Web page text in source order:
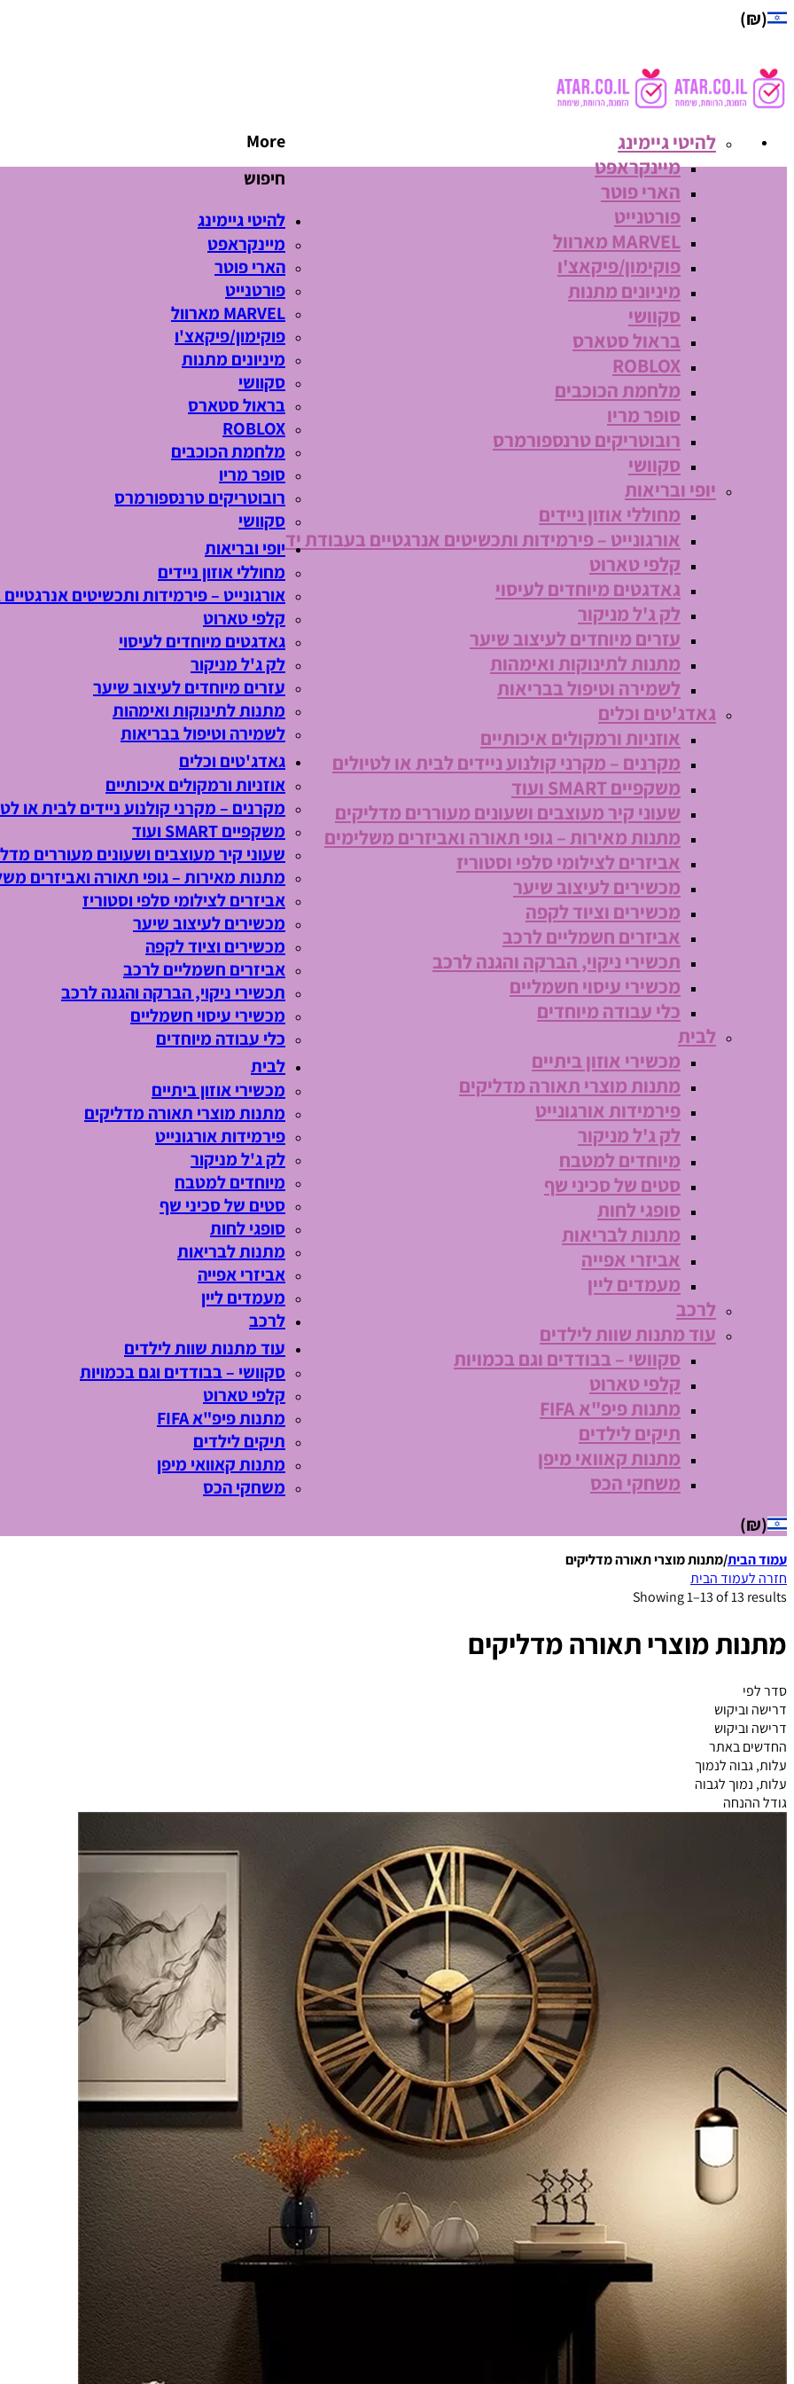
(₪)
More
להיטי גיימינג
מיינקראפט
הארי פוטר
פורטנייט
MARVEL מארוול
פוקימון/פיקאצ'ו
מיניונים מתנות
סקוושי
בראול סטארס
ROBLOX
מלחמת הכוכבים
סופר מריו
רובוטריקים טרנספורמרס
סקוושי
יופי ובריאות
מחוללי אוזון ניידים
אורגונייט – פירמידות ותכשיטים אנרגטיים בעבודת יד
קלפי טארוט
גאדגטים מיוחדים לעיסוי
לק ג'ל מניקור
עזרים מיוחדים לעיצוב שיער
מתנות לתינוקות ואימהות
לשמירה וטיפול בבריאות
גאדג'טים וכלים
אוזניות ורמקולים איכותיים
מקרנים – מקרני קולנוע ניידים לבית או לטיולים
משקפיים SMART ועוד
שעוני קיר מעוצבים ושעונים מעוררים מדליקים
מתנות מאירות – גופי תאורה ואביזרים משלימים
אביזרים לצילומי סלפי וסטוריז
מכשירים לעיצוב שיער
מכשירים וציוד לקפה
אביזרים חשמליים לרכב
תכשירי ניקוי, הברקה והגנה לרכב
מכשירי עיסוי חשמליים
כלי עבודה מיוחדים
לבית
מכשירי אוזון ביתיים
מתנות מוצרי תאורה מדליקים
פירמידות אורגונייט
לק ג'ל מניקור
מיוחדים למטבח
סטים של סכיני שף
סופגי לחות
מתנות לבריאות
אביזרי אפייה
מעמדים ליין
לרכב
עוד מתנות שוות לילדים
סקוושי – בבודדים וגם בכמויות
קלפי טארוט
מתנות פיפ"א FIFA
תיקים לילדים
מתנות קאוואי מיפן
משחקי הכס
חיפוש
להיטי גיימינג
מיינקראפט
הארי פוטר
פורטנייט
MARVEL מארוול
פוקימון/פיקאצ'ו
מיניונים מתנות
סקוושי
בראול סטארס
ROBLOX
מלחמת הכוכבים
סופר מריו
רובוטריקים טרנספורמרס
סקוושי
יופי ובריאות
מחוללי אוזון ניידים
אורגונייט – פירמידות ותכשיטים
קלפי טארוט
גאדגטים מיוחדים לעיסוי
לק ג'ל מניקור
עזרים מיוחדים לעיצוב שיער
מתנות לתינוקות ואימהות
לשמירה וטיפול בבריאות
גאדג'טים וכלים
אוזניות ורמקולים איכותיים
מקרנים – מקרני קולנוע ניידים לבית או
משקפיים SMART ועוד
שעוני קיר מעוצבים ושעונים מעוררים
מתנות מאירות – גופי תאורה ואביזרים
אביזרים לצילומי סלפי וסטוריז
מכשירים לעיצוב שיער
מכשירים וציוד לקפה
אביזרים חשמליים לרכב
תכשירי ניקוי, הברקה והגנה לרכב
מכשירי עיסוי חשמליים
כלי עבודה מיוחדים
לבית
מכשירי אוזון ביתיים
מתנות מוצרי תאורה מדליקים
פירמידות אורגונייט
לק ג'ל מניקור
מיוחדים למטבח
סטים של סכיני שף
סופגי לחות
מתנות לבריאות
אביזרי אפייה
מעמדים ליין
לרכב
עוד מתנות שוות לילדים
סקוושי – בבודדים וגם בכמויות
קלפי טארוט
מתנות פיפ"א FIFA
תיקים לילדים
מתנות קאוואי מיפן
משחקי הכס
(₪)
עמוד הבית/מתנות מוצרי תאורה מדליקים
חזרה לעמוד הבית
Showing 1–13 of 13 results
מתנות מוצרי תאורה מדליקים
סדר לפי
דרישה וביקוש
דרישה וביקוש
החדשים באתר
עלות, גבוה לנמוך
עלות, נמוך לגבוה
גודל ההנחה